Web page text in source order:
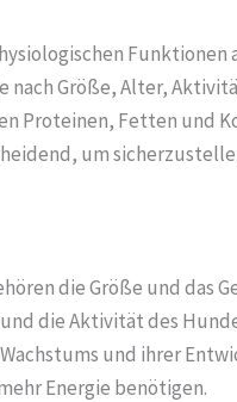
Größe, Alter,
Proteinen, Fetten und
um
die Größe und das
die Aktivität des
und ihrer
Energie benötigen.